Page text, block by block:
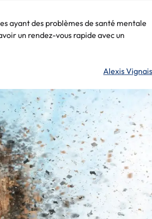
ayant des problèmes de santé mentale
un rendez-vous rapide avec un
Alexis Vignais